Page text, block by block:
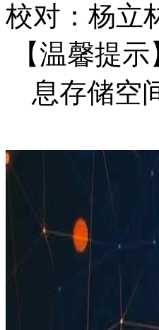
校对：杨立
【温馨提
息存储空